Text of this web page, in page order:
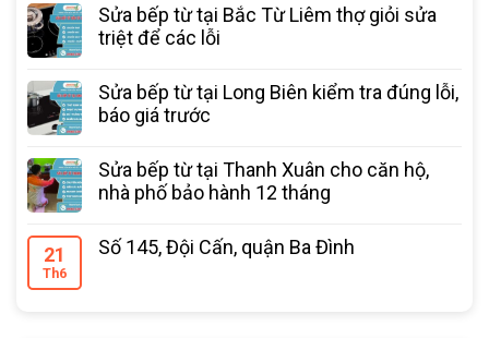
Sửa bếp từ tại Bắc Từ Liêm thợ giỏi sửa
triệt để các lỗi
Sửa bếp từ tại Long Biên kiểm tra đúng lỗi,
báo giá trước
Sửa bếp từ tại Thanh Xuân cho căn hộ,
nhà phố bảo hành 12 tháng
21
Th6
Số 145, Đội Cấn, quận Ba Đình